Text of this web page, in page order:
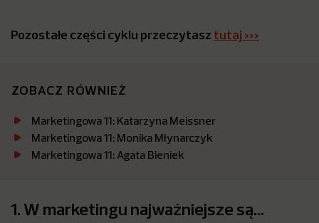
Pozostałe części cyklu przeczytasz tutaj >>>
ZOBACZ RÓWNIEŻ
Marketingowa 11: Katarzyna Meissner
Marketingowa 11: Monika Młynarczyk
Marketingowa 11: Agata Bieniek
1. W marketingu najważniejsze są…